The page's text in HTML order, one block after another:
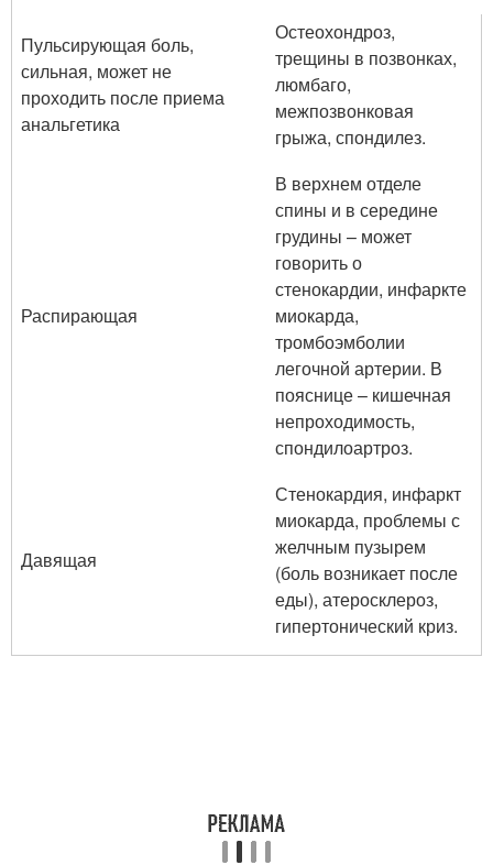
Пульсирующая боль,
сильная, может не
проходить после приема
анальгетика
Остеохондроз,
трещины в позвонках,
люмбаго,
межпозвонковая
грыжа, спондилез.
Распирающая
В верхнем отделе
спины и в середине
грудины – может
говорить о
стенокардии, инфаркте
миокарда,
тромбоэмболии
легочной артерии. В
пояснице – кишечная
непроходимость,
спондилоартроз.
Давящая
Стенокардия, инфаркт
миокарда, проблемы с
желчным пузырем
(боль возникает после
еды), атеросклероз,
гипертонический криз.